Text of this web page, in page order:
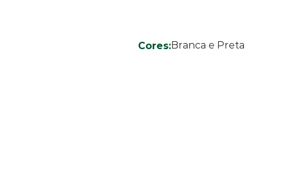
Cores:Branca e Preta